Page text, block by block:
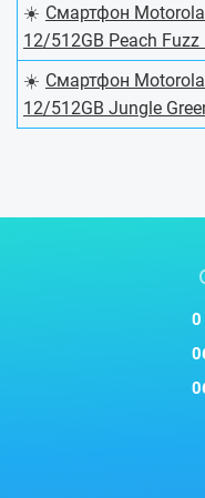
☀️ Смартфон
12/512GB Peach Fuzz
☀️ Смартфон
12/512GB Jungle
0